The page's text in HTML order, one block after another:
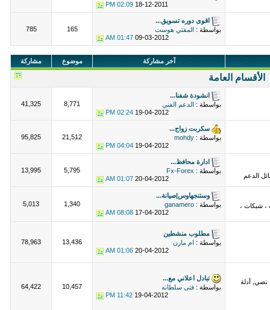
18-12-2011
02:09 PM
اقوى دوره تسويق...
بواسطة :
المفتي هوست
09-03-2012
01:47 AM
165
785
آخر مشاركة موضوع مشاركة
الأقسام العامة
انشودة شفنا...
بواسطة :
الدعم الفني
19-04-2012
02:24 PM
8,771
41,325
سكربت زواج...
بواسطة : mohdy
19-04-2012
04:04 PM
21,512
95,825
الدعم
ادارة محافظ...
بواسطة : Fx-Forex
20-04-2012
01:07 AM
5,795
13,995
، شبكات ،
وستنجهاوس|صيانة...
بواسطة : ganamero
17-04-2012
08:08 AM
1,340
5,013
مطلوب منشطين
بواسطة :
ام مازن
20-04-2012
01:06 AM
13,436
78,963
نصي, أدلة
تبادل اعلاني مع...
بواسطة : فتى سلطانه
19-04-2012
11:42 PM
10,457
64,422